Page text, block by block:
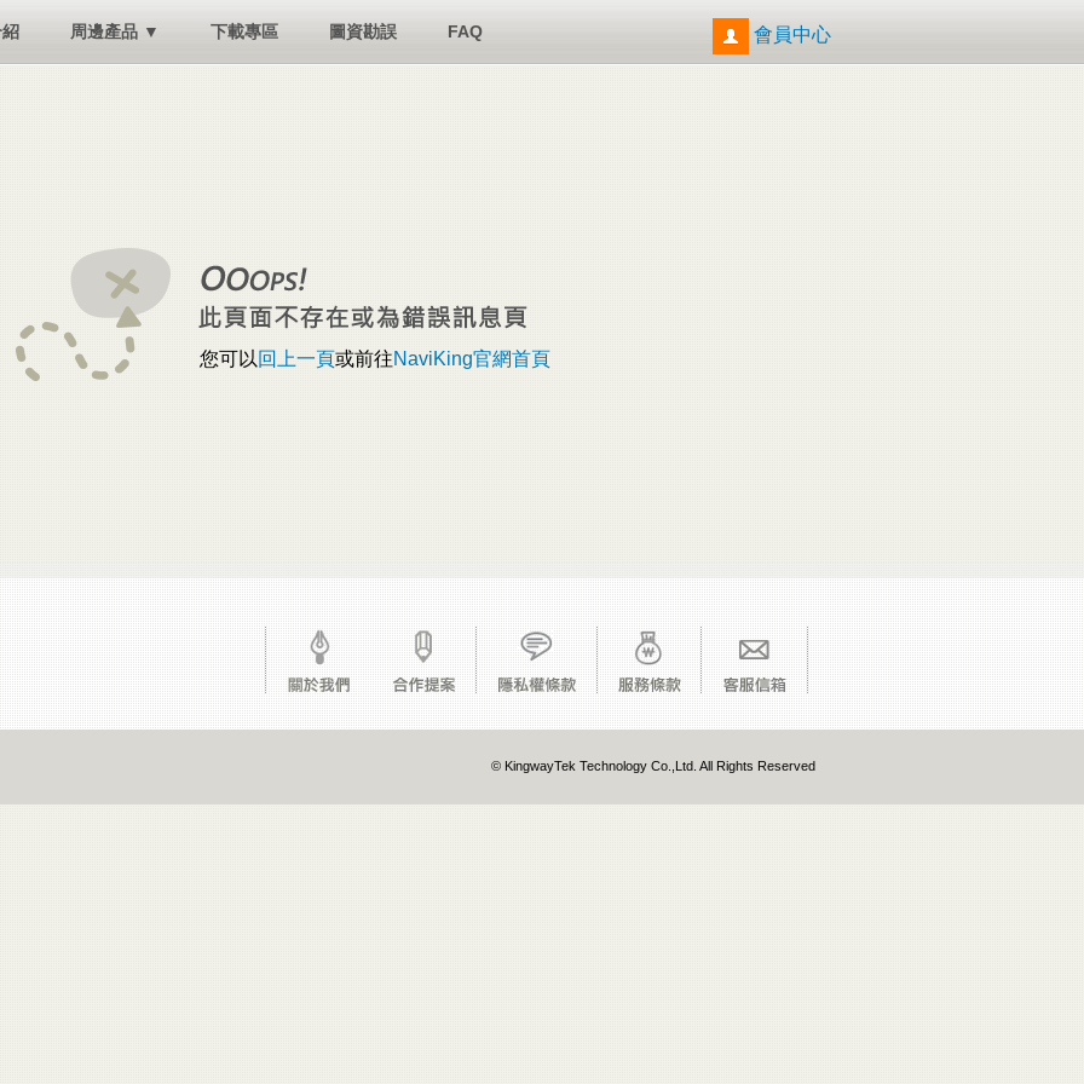
周邊產品 ▼ 下載專區 圖資勘誤 FAQ 會員中心
您可以 回上一頁或前往NaviKing官網首頁
© KingwayTek Technology Co.,Ltd. All Rights Reserved